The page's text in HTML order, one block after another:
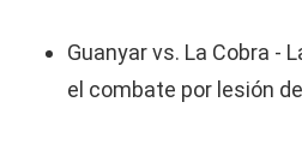
Guanyar vs. La Cobra -
el combate por lesión